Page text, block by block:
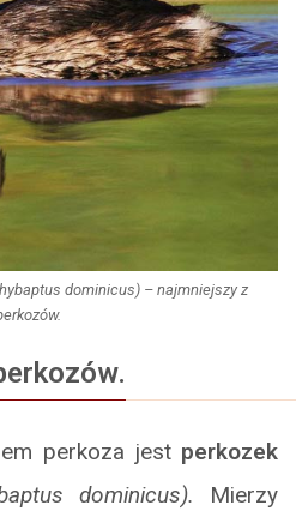
dominicus) – najmniejszy z
perkoza jest perkozek
dominicus). Mierzy